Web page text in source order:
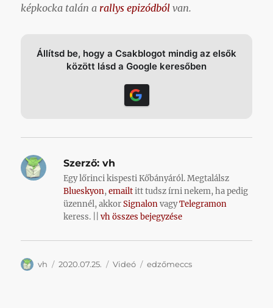
képkocka talán a rallys epizódból van.
Állítsd be, hogy a Csakblogot mindig az elsők
között lásd a Google keresőben
Szerző: vh
Egy lőrinci kispesti Kőbányáról. Megtalálsz
Blueskyon,emailtitt tudsz írni nekem, ha pedig
üzennél, akkorSignalonvagyTelegramon
keress. ||vh összes bejegyzése
Szerző
vh Közzétéve
2020.07.25. Kategória
Videó Címke
edzőmeccs